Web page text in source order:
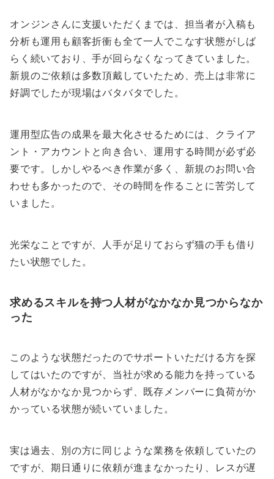
オンジンさんに支援いただくまでは、担当者が入稿も
分析も運用も顧客折衝も全て一人でこなす状態がしば
らく続いており、手が回らなくなってきていました。
新規のご依頼は多数頂戴していたため、売上は非常に
好調でしたが現場はバタバタでした。
運用型広告の成果を最大化させるためには、クライア
ント・アカウントと向き合い、運用する時間が必ず必
要です。しかしやるべき作業が多く、新規のお問い合
わせも多かったので、その時間を作ることに苦労して
いました。
光栄なことですが、人手が足りておらず猫の手も借り
たい状態でした。
求めるスキルを持つ人材がなかなか見つからなか
った
このような状態だったのでサポートいただける方を探
してはいたのですが、当社が求める能力を持っている
人材がなかなか見つからず、既存メンバーに負荷がか
かっている状態が続いていました。
実は過去、別の方に同じような業務を依頼していたの
ですが、期日通りに依頼が進まなかったり、レスが遅